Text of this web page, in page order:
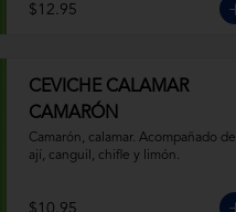
$12.95
CEVICHE CALAMAR
CAMARÓN
Camarón, calamar. Acompañado de
ají, canguil, chifle y limón.
$10.95